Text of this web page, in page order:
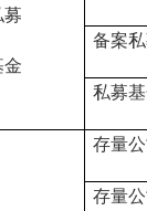
募
金
备案
私募
存量
存量